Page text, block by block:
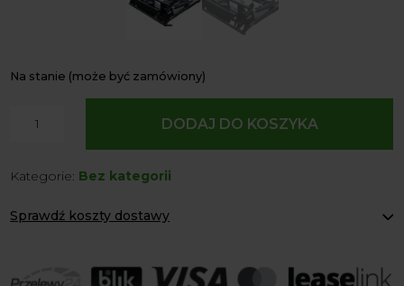
Na stanie (może być zamówiony)
do
Widłowego
DODAJ DO KOSZYKA
Kategorie: Bez kategorii
Sprawdź koszty dostawy
Agrol transport: 200 zł